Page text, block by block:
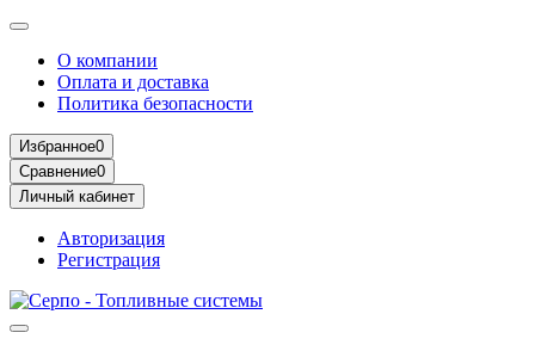
О компании
Оплата и доставка
Политика безопасности
Избранное0
Сравнение0
Личный кабинет
Авторизация
Регистрация